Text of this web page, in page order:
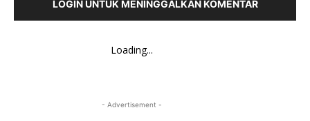
LOGIN UNTUK MENINGGALKAN KOMENTAR
Loading...
- Advertisement -